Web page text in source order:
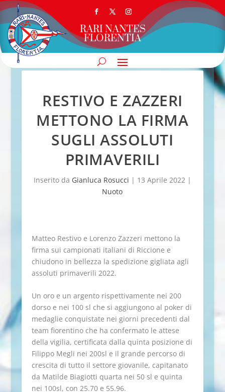
RARI NANTES
FLORENTIA
RESTIVO E ZAZZERI
METTONO LA FIRMA
SUGLI ASSOLUTI
PRIMAVERILI
Inserito da Gianluca Rosucci | 13 Aprile 2022|
Nuoto
Matteo Restivo e Lorenzo Zazzeri mettono la
firma sui campionati italiani di Riccione e
chiudono in bellezza la spedizione gigliata agli
assoluti primaverili 2022.
Un oro e un argento rispettivamente nei 200
dorso e nei 100 sl che si aggiungono al poker di
medaglie conquistate nei giorni precedenti dal
team fiorentino che ha confermato le attese
della vigilia, certificata dalla quinta posizione di
Filippo Megli nei 200sl e il grande percorso di
crescita di tutto il settore giovanile, capitanato
da Matilde Biagiotti quarta nei 50 sl e quinta
nei 100sl, con 25.70 e 55.96.